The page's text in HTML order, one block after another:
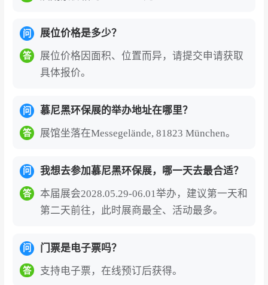
问 展位价格是多少？
答
展位价格因面积、位置而异，请提交申请获取
具体报价。
问 慕尼黑环保展的举办地址在哪里？
答 展馆坐落在Messegelände, 81823 München。
问 我想去参加慕尼黑环保展，哪一天去最合适？
答
本届展会2028.05.29-06.01举办，建议第一天和
第二天前往，此时展商最全、活动最多。
问 门票是电子票吗？
答 支持电子票，在线预订后获得。